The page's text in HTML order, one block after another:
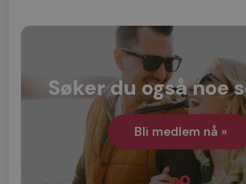
Søker du også noe
Bli medlem nå »